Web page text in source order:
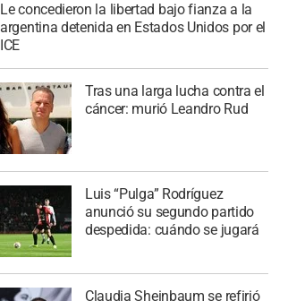
Le concedieron la libertad bajo fianza a la
argentina detenida en Estados Unidos por el
ICE
Tras una larga lucha contra el
cáncer: murió Leandro Rud
Luis “Pulga” Rodríguez
anunció su segundo partido
despedida: cuándo se jugará
Claudia Sheinbaum se refirió